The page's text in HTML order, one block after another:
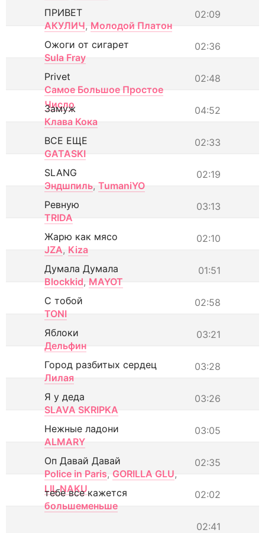
02:09
ПРИВЕТ
АКУЛИЧ, Молодой Платон
02:36
Ожоги от сигарет
Sula Fray
02:48
Privet
Самое Большое Простое
Число
04:52
Замуж
Клава Кока
02:33
ВСЕ ЕЩЕ
GATASKI
02:19
SLANG
Эндшпиль, TumaniYO
03:13
Ревную
TRIDA
02:10
Жарю как мясо
JZA, Kiza
01:51
Думала Думала
Blockkid, MAYOT
02:58
С тобой
TONI
03:21
Яблоки
Дельфин
03:28
Город разбитых сердец
Лилая
03:26
Я у деда
SLAVA SKRIPKA
03:05
Нежные ладони
ALMARY
02:35
Оп Давай Давай
Police in Paris, GORILLA GLU,
LIL NAKU
02:02
тебе все кажется
большеменьше
02:41